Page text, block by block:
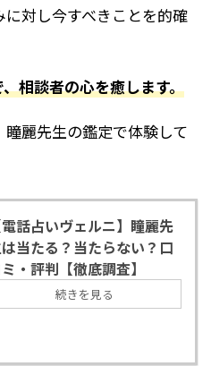
対し今すべきことを的確
相談者の心を癒します。
麗先生の鑑定で体験して
電話占いヴェルニ】瞳麗先
当たる？当たらない？口
・評判【徹底調査】
続きを見る